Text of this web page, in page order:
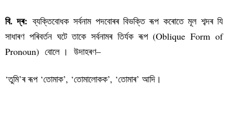
বি. দ্ৰ: ব্যক্তিবোধক সৰ্বনাম পদবোৰৰ বিভক্তি ৰূপ কৰোতে মূল শব্দৰ যি
সাধাৰণ পৰিবৰ্তন ঘটে তাকে সৰ্বনামৰ তিৰ্যক ৰূপ (Oblique Form of
Pronoun) বোলে । উদাহৰণ–
‘তুমি’ৰ ৰূপ ‘তোমাক’, ‘তোমালোকক’, ‘তোমাৰ’ আদি।